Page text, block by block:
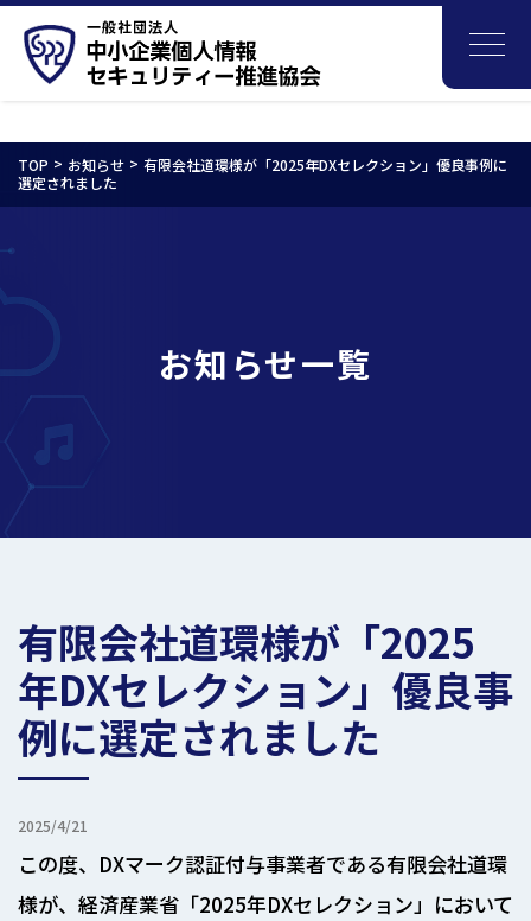
TOP お知らせ
有限会社道環様が「2025年DXセレクション」優良事例に
選定されました
お知らせ一覧
有限会社道環様が「2025
年DXセレクション」優良事
例に選定されました
2025/4/21
この度、DXマーク認証付与事業者である有限会社道環
様が、経済産業省「2025年DXセレクション」において